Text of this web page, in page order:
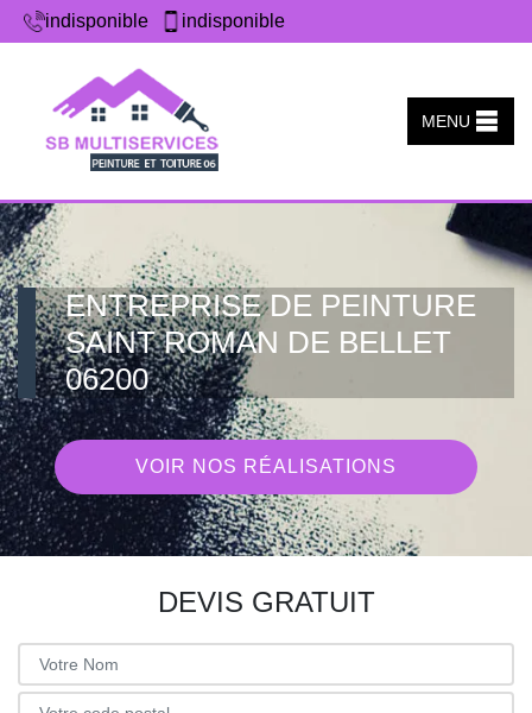
indisponible indisponible
MENU
ENTREPRISE DE PEINTURE
SAINT ROMAN DE BELLET
06200
VOIR NOS RÉALISATIONS
DEVIS GRATUIT